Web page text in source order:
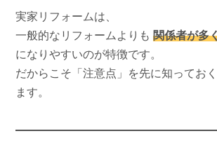
実家リフォームは、
一般的なリフォームよりも関係者が多
になりやすいのが特徴です。
だからこそ「注意点」を先に知ってお
ます。